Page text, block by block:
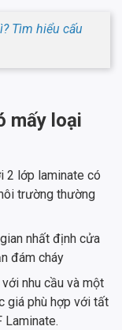
Tìm hiểu cấu
mấy loại
2 lớp laminate có
trường thường
nhất định cửa
đám cháy
nhu cầu và một
giá phù hợp với tất